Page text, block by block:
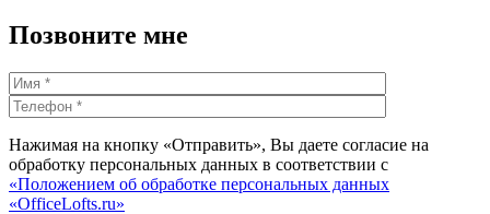
Позвоните мне
Нажимая на кнопку «Отправить», Вы даете согласие на
обработку персональных данных в соответствии с
«Положением об обработке персональных данных
«OfficeLofts.ru»